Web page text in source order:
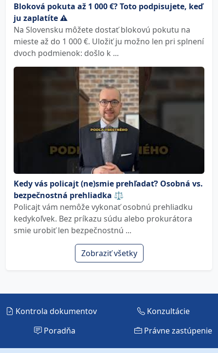
Bloková pokuta až 1 000 €? Toto podpisujete, keď
ju zaplatíte ⚠️
Na Slovensku môžete dostať blokovú pokutu na
mieste až do 1 000 €. Uložiť ju možno len pri splnení
dvoch podmienok: došlo k ...
Kedy vás policajt (ne)smie prehľadať? Osobná vs.
bezpečnostná prehliadka ⚖️
Policajt vám nemôže vykonať osobnú prehliadku
kedykoľvek. Bez príkazu súdu alebo prokurátora
smie urobiť len bezpečnostnú ...
Zobraziť všetky
Kontrola dokumentov
Konzultácie
Poradňa
Právne zastúpenie